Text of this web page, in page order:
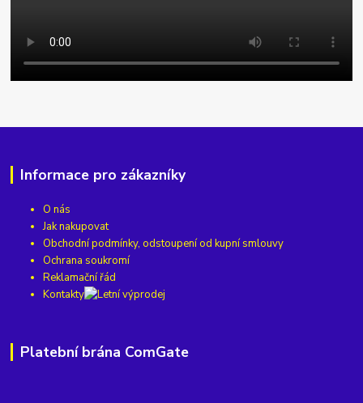
Informace pro zákazníky
O nás
Jak nakupovat
Obchodní podmínky, odstoupení od kupní smlouvy
Ochrana soukromí
Reklamační řád
Kontakty
Platební brána ComGate